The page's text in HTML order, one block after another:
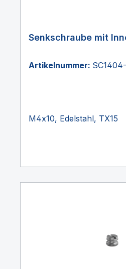
Senkschraube mit
Artikelnummer:
M4x10, Edelstahl, TX15